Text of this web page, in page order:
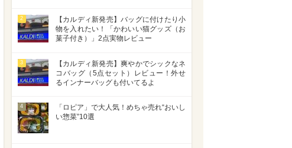
2
【カルディ新発売】バッグに付けたり小
物を入れたい！「かわいい猫グッズ（お
菓子付き）」2点実物レビュー
3
【カルディ新発売】爽やかでシックなネ
コバッグ（5点セット）レビュー！外せ
るインナーバッグも付いてるよ
4
「ロピア」で大人気！めちゃ売れ“おいし
い惣菜”10選